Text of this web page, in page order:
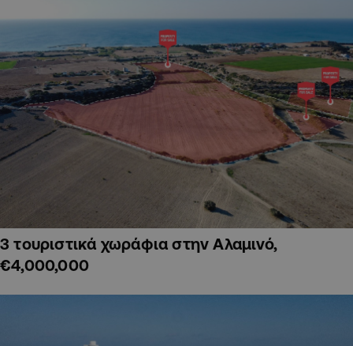
3 τουριστικά χωράφια στην Αλαμινό,
€4,000,000